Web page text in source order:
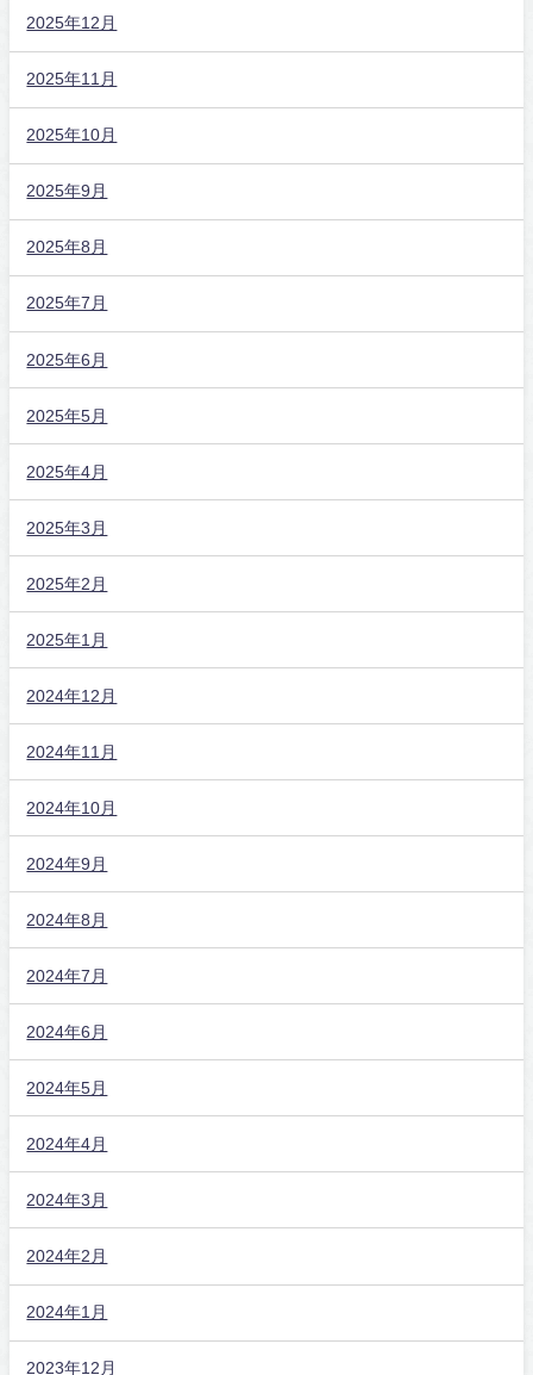
2025年12月
2025年11月
2025年10月
2025年9月
2025年8月
2025年7月
2025年6月
2025年5月
2025年4月
2025年3月
2025年2月
2025年1月
2024年12月
2024年11月
2024年10月
2024年9月
2024年8月
2024年7月
2024年6月
2024年5月
2024年4月
2024年3月
2024年2月
2024年1月
2023年12月